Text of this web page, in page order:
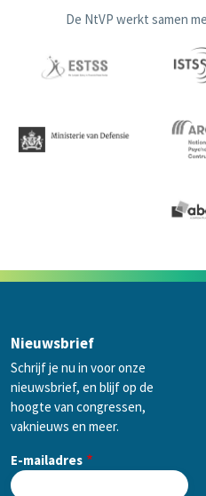
De NtVP werkt samen
Nieuwsbrief
Schrijf je nu in voor onze
nieuwsbrief, en blijf op de
hoogte van congressen,
vaknieuws en meer.
E-mailadres